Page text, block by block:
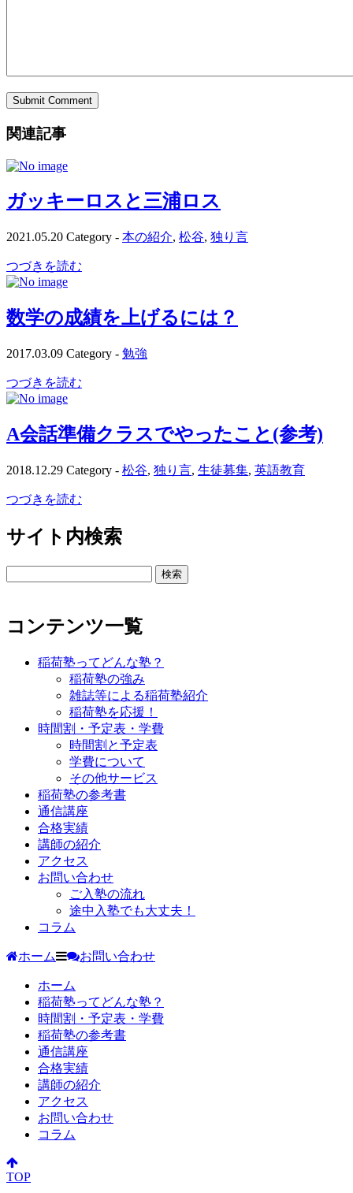
関連記事
ガッキーロスと三浦ロス
2021.05.20 Category - 本の紹介, 松谷, 独り言
つづきを読む
数学の成績を上げるには？
2017.03.09 Category - 勉強
つづきを読む
A会話準備クラスでやったこと(参考)
2018.12.29 Category - 松谷, 独り言, 生徒募集, 英語教育
つづきを読む
サイト内検索
コンテンツ一覧
稲荷塾ってどんな塾？
稲荷塾の強み
雑誌等による稲荷塾紹介
稲荷塾を応援！
時間割・予定表・学費
時間割と予定表
学費について
その他サービス
稲荷塾の参考書
通信講座
合格実績
講師の紹介
アクセス
お問い合わせ
ご入塾の流れ
途中入塾でも大丈夫！
コラム
ホーム お問い合わせ
ホーム
稲荷塾ってどんな塾？
時間割・予定表・学費
稲荷塾の参考書
通信講座
合格実績
講師の紹介
アクセス
お問い合わせ
コラム
TOP